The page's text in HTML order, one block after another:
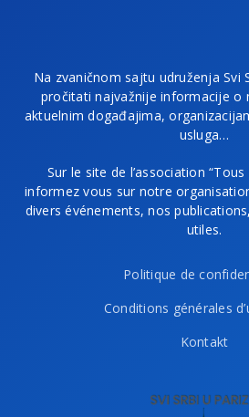
Na zvaničnom sajtu udruženja Svi
pročitati najvažnije informacije o
aktuelnim događajima,
usluga…
Sur le site de l’association
informez vous sur notre
divers événements, nos
utiles.
Politique de
Conditions générales
Kontakt